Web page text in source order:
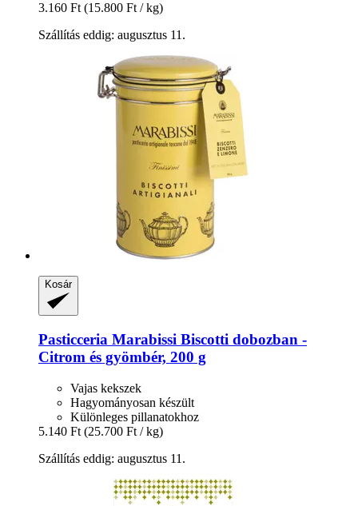
3.160 Ft (15.800 Ft / kg)
Szállítás eddig: augusztus 11.
Kosár
Pasticceria Marabissi Biscotti dobozban -​
Citrom és gyömbér, 200 g
Vajas kekszek
Hagyományosan készült
Különleges pillanatokhoz
5.140 Ft (25.700 Ft / kg)
Szállítás eddig: augusztus 11.